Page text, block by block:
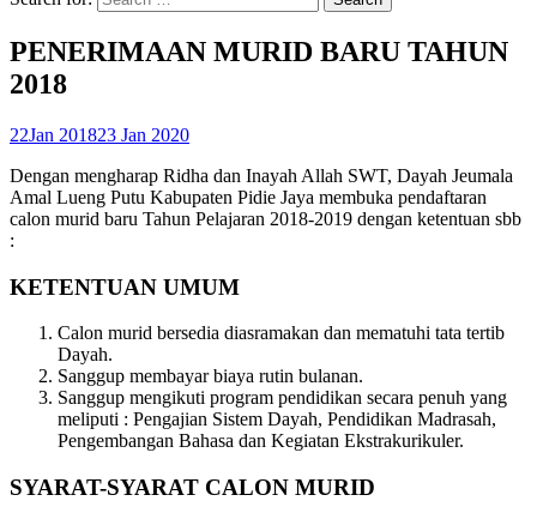
PENERIMAAN MURID BARU TAHUN
2018
22Jan 201823 Jan 2020
Dengan mengharap Ridha dan Inayah Allah SWT, Dayah Jeumala
Amal Lueng Putu Kabupaten Pidie Jaya membuka pendaftaran
calon murid baru Tahun Pelajaran 2018-2019 dengan ketentuan sbb
:
KETENTUAN UMUM
Calon murid bersedia diasramakan dan mematuhi tata tertib
Dayah.
Sanggup membayar biaya rutin bulanan.
Sanggup mengikuti program pendidikan secara penuh yang
meliputi : Pengajian Sistem Dayah, Pendidikan Madrasah,
Pengembangan Bahasa dan Kegiatan Ekstrakurikuler.
SYARAT-SYARAT CALON MURID